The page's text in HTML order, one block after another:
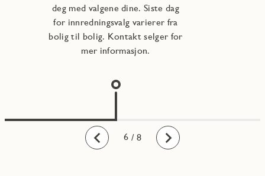
Bakover
deg med valgene dine. Siste dag
for innredningsvalg varierer fra
bolig til bolig. Kontakt selger for
mer informasjon.
Fremover
1
2
3
4
5
6
7
8 / 8